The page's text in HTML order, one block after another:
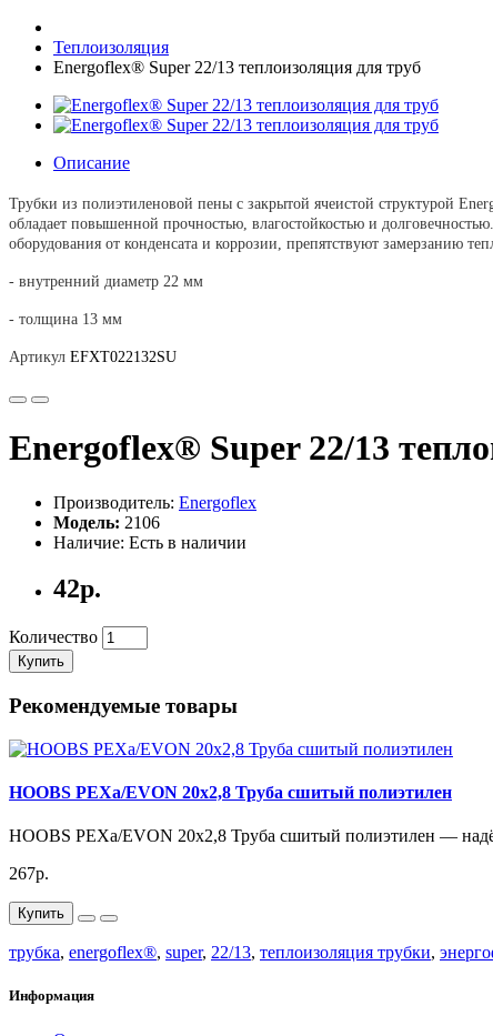
Теплоизоляция
Energoflex® Super 22/13 теплоизоляция для труб
Описание
Трубки из полиэтиленовой пены с закрытой ячеистой структурой
обладает повышенной прочностью, влагостойкостью и
оборудования от конденсата и коррозии, препятствуют замерзанию
- внутренний диаметр 22 мм
- толщина 13 мм
Артикул EFXT022132SU
Energoflex® Super 22/13
Производитель: Energoflex
Модель: 2106
Наличие: Есть в наличии
42р.
Количество
Купить
Рекомендуемые товары
HOOBS PEXa/EVON 20х2,8 Труба сшитый полиэтилен
HOOBS PEXa/EVON 20х2,8 Труба сшитый полиэтилен —
267р.
Купить
трубка, energoflex®, super, 22/13, теплоизоляция трубки,
Информация